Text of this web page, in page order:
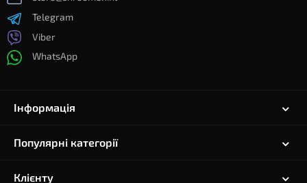
Telegram
Viber
WhatsApp
Інформація
Популярні категорії
Клієнту